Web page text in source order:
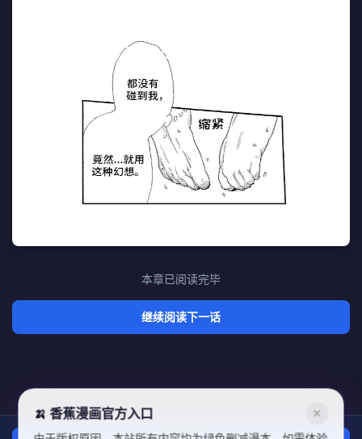
本章已阅读完毕
继续阅读下一话
🍌 香蕉漫画官方入口 ✕
由于版权原因，本站所有内容均为绿色删减漫本，如需体验